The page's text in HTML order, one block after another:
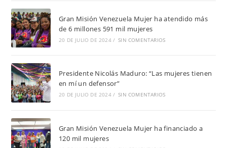
Gran Misión Venezuela Mujer ha atendido más
de 6 millones 591 mil mujeres
20 DE JULIO DE 2024 / SIN COMENTARIOS
Presidente Nicolás Maduro: “Las mujeres tienen
en mí un defensor”
20 DE JULIO DE 2024 / SIN COMENTARIOS
Gran Misión Venezuela Mujer ha financiado a
120 mil mujeres